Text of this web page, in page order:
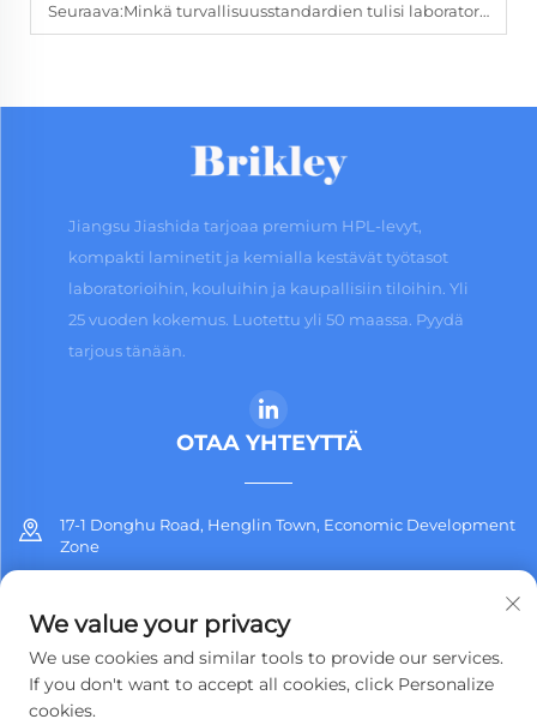
Seuraava:Minkä turvallisuusstandardien tulisi laboratoriopöytien täyttää nykyään?
Jiangsu Jiashida tarjoaa premium HPL-levyt,
kompakti laminetit ja kemialla kestävät työtasot
laboratorioihin, kouluihin ja kaupallisiin tiloihin. Yli
25 vuoden kokemus. Luotettu yli 50 maassa. Pyydä
tarjous tänään.
OTAA YHTEYTTÄ
17-1 Donghu Road, Henglin Town, Economic Development
Zone
[email protected]
We value your privacy
We use cookies and similar tools to provide our services.
If you don't want to accept all cookies, click Personalize
cookies.